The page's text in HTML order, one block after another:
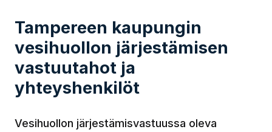
Tampereen kaupungin
vesihuollon järjestämisen
vastuutahot ja
yhteyshenkilöt
Vesihuollon järjestämisvastuussa oleva